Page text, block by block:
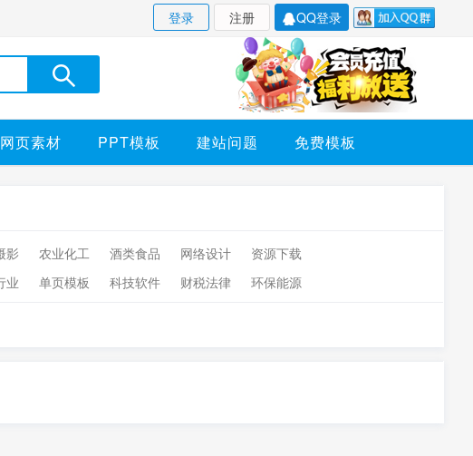
登录 注册 QQ登录
网页素材 PPT模板 建站问题 免费模板
影 农业化工 酒类食品 网络设计
资源下载
业 单页模板 科技软件 财税法律 环保能源